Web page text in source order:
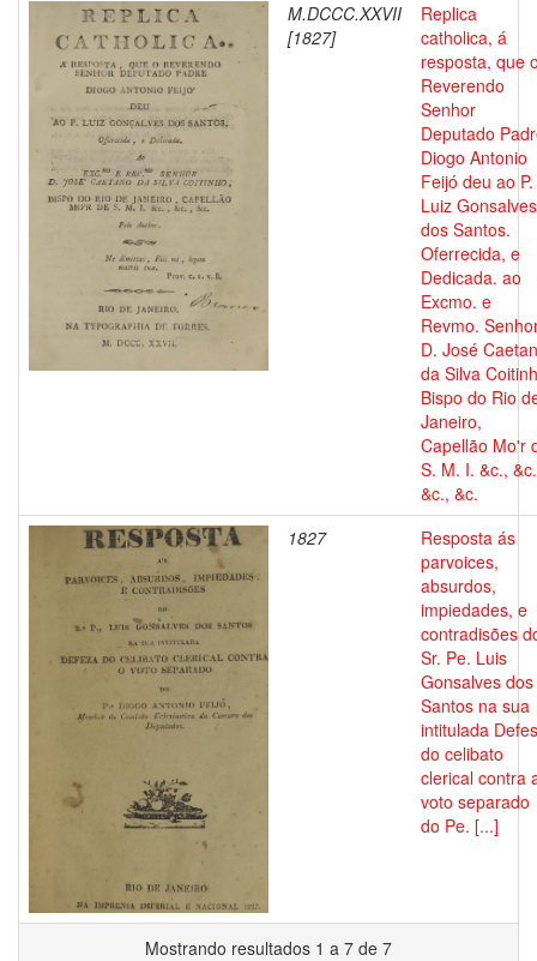
M.DCCC.XXVII
[1827]
Replica
catholica, á
resposta, que
Reverendo
Senhor
Deputado
Diogo Antonio
Feijó deu ao P.
Luiz Gonsalves
dos Santos.
Oferrecida, e
Dedicada. ao
Excmo. e
Revmo.
D. José
da Silva
Bispo do Rio
Janeiro,
Capellão Mo'r
S. M. I. &c.,
&c., &c.
1827
Resposta ás
parvoices,
absurdos,
impiedades, e
contradisões
Sr. Pe. Luis
Gonsalves dos
Santos na sua
intitulada
do celibato
clerical contra
voto separado
do Pe. [...]
Mostrando resultados 1 a 7 de 7